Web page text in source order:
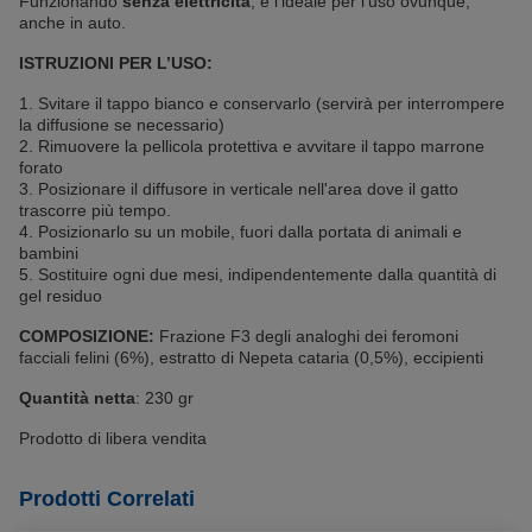
anche in auto.
ISTRUZIONI PER L’USO:
1. Svitare il tappo bianco e conservarlo (servirà per interrompere
la diffusione se necessario)
2. Rimuovere la pellicola protettiva e avvitare il tappo marrone
forato
3. Posizionare il diffusore in verticale nell'area dove il gatto
trascorre più tempo.
4. Posizionarlo su un mobile, fuori dalla portata di animali e
bambini
5. Sostituire ogni due mesi, indipendentemente dalla quantità di
gel residuo
COMPOSIZIONE: Frazione F3 degli analoghi dei feromoni
facciali felini (6%), estratto di Nepeta cataria (0,5%), eccipienti
Quantità netta: 230 gr
Prodotto di libera vendita
Prodotti Correlati